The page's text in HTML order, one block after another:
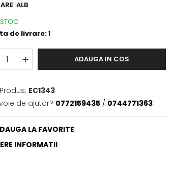
:ALB
de livrare:1
ADAUGA IN COS
EC1343
de ajutor? 0772159435 / 0744771363
LA FAVORITE
INFORMATII